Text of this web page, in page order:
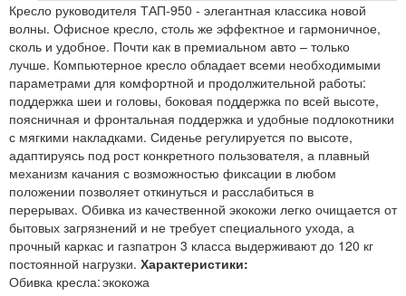
Кресло руководителя ТАП-950 - элегантная классика новой
волны. Офисное кресло, столь же эффектное и гармоничное,
сколь и удобное. Почти как в премиальном авто – только
лучше. Компьютерное кресло обладает всеми необходимыми
параметрами для комфортной и продолжительной работы:
поддержка шеи и головы, боковая поддержка по всей высоте,
поясничная и фронтальная поддержка и удобные подлокотники
с мягкими накладками. Сиденье регулируется по высоте,
адаптируясь под рост конкретного пользователя, а плавный
механизм качания с возможностью фиксации в любом
положении позволяет откинуться и расслабиться в
перерывах. Обивка из качественной экокожи легко очищается от
бытовых загрязнений и не требует специального ухода, а
прочный каркас и газпатрон 3 класса выдерживают до 120 кг
постоянной нагрузки. Характеристики:
Обивка кресла:экокожа